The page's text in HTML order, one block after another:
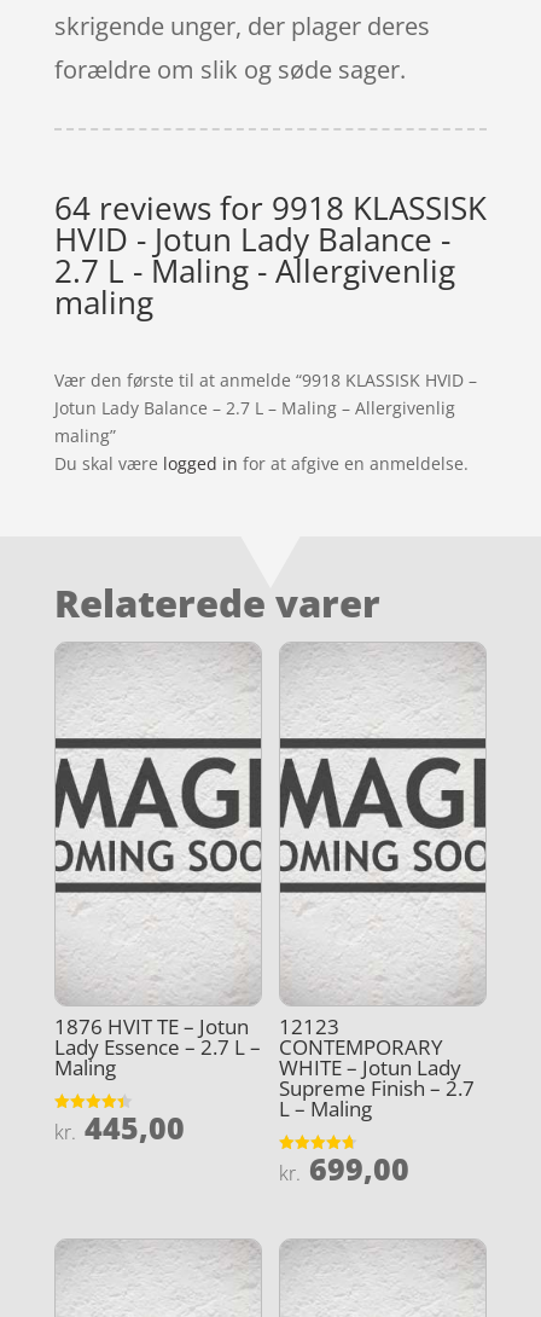
skrigende unger, der plager deres
forældre om slik og søde sager.
64 reviews for 9918 KLASSISK
HVID - Jotun Lady Balance -
2.7 L - Maling - Allergivenlig
maling
Vær den første til at anmelde “9918 KLASSISK HVID –
Jotun Lady Balance – 2.7 L – Maling – Allergivenlig
maling”
Du skal være logged in for at afgive en anmeldelse.
Relaterede varer
1876 HVIT TE – Jotun
Lady Essence – 2.7 L –
Maling
Vurderet
4.4
kr. 445,00
12123
CONTEMPORARY
WHITE – Jotun Lady
Supreme Finish – 2.7
L – Maling
Vurderet
4.7
kr. 699,00